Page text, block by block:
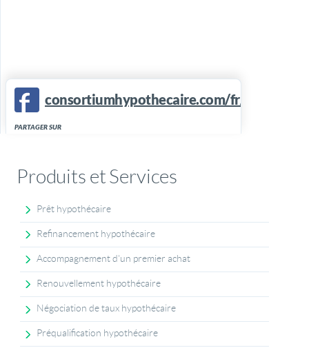
consortiumhypothecaire.com/fr/courtier/
PARTAGER SUR
Produits et Services
Prêt hypothécaire
Refinancement hypothécaire
Accompagnement d'un premier achat
Renouvellement hypothécaire
Négociation de taux hypothécaire
Préqualification hypothécaire